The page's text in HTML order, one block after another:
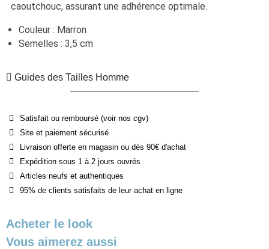
caoutchouc, assurant une adhérence optimale.
Couleur : Marron
Semelles : 3,5 cm
Guides des Tailles Homme
Satisfait ou remboursé (voir nos cgv)
Site et paiement sécurisé
Livraison offerte en magasin ou dès 90€ d'achat
Expédition sous 1 à 2 jours ouvrés
Articles neufs et authentiques
95% de clients satisfaits de leur achat en ligne
Acheter le look
Vous aimerez aussi